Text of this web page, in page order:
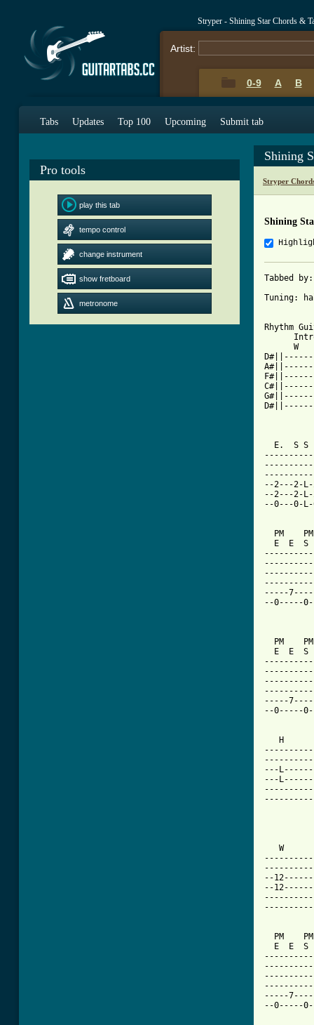
Stryper - Shining Star Chords &
Artist:
0-9 A B
Tabs Updates Top 100 Upcoming Submit tab
Pro tools
play this tab
tempo control
change instrument
show fretboard
metronome
Shining
Stryper
Shining
Tabbed
Tuning:
Rhythm
W
E.  S S
--2---2-
--2---2-
--0---0-
PM
E  E  S
-----
--0-----
E  E
-----
--0-----
H
---
---
W
--
--
PM
E  E  S
-----
--0-----